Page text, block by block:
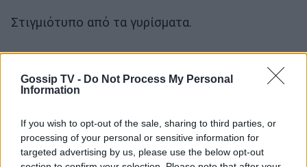
Gossip TV - Do Not Process My Personal
Information
If you wish to opt-out of the sale, sharing to third parties, or
processing of your personal or sensitive information for
targeted advertising by us, please use the below opt-out
Στιγμιότυπο από τα γυρίσματα.